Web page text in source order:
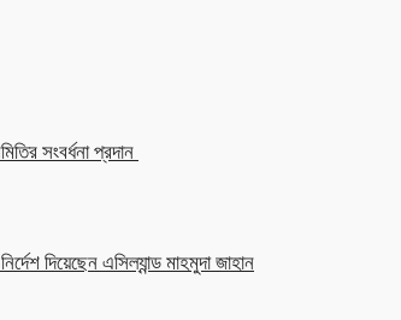
সংবর্ধনা প্রদান
দিয়েছেন এসিল্যান্ড মাহমুদা জাহান